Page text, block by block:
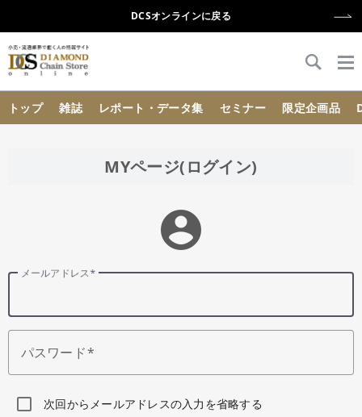
DCSオンラインに戻る
トップ 雑誌 レポート・データ集 セミナー 限定企画品
MYページ(ログイン)
account_circle
メールアドレス
パスワード
次回からメールアドレスの入力を省略する